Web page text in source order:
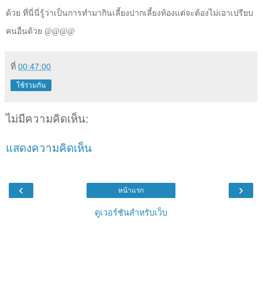
ด้วย ที่นี่นี่รู้ว่าเป็นการทำมากินเลี้ยงปากเลี้ยงท้องแต่จะต้องไม่เอาเปรียบ
คนอื่นด้วย @@@@
ที่ 00:47:00
ใช้ร่วมกัน
ไม่มีความคิดเห็น:
แสดงความคิดเห็น
‹ ›
หน้าแรก
ดูเวอร์ชันสำหรับเว็บ